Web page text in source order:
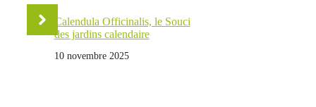
Calendula Officinalis, le Souci
des jardins calendaire
10 novembre 2025